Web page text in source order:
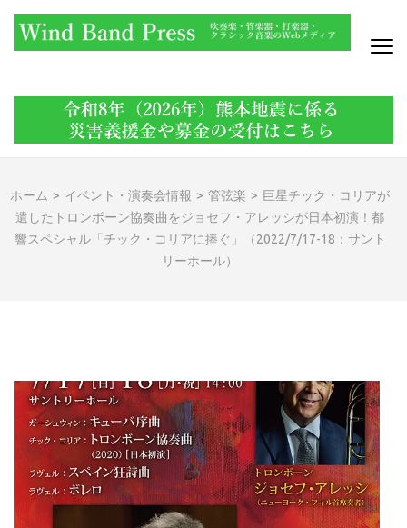
(Enter
ホーム > イベント・演奏会情報 > 管弦楽 > 巨星チック・コリアが
遺したトロンボーン協奏曲をジョセフ・アレッシが日本初演！都
響スペシャル「チック・コリアに捧ぐ」（2022/7/17-18：サント
リーホール）